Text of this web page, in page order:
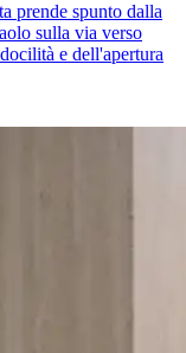
prende spunto dalla
sulla via verso
e dell'apertura